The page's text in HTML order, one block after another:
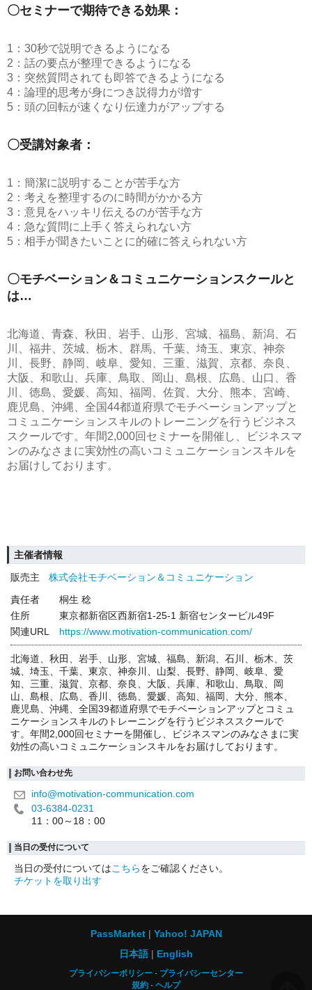
〇セミナーで期待できる効果：
1：30秒で説明できるようになる
2：話の要点が整理できるようになる
3：突然質問されても即答できるようになる
4：論理的思考が身につき説得力が増す
5：頭の回転が速くなり伝達力がアップする
〇受講対象者：
1：簡潔に説明することが苦手な方
2：考えを整理するのに時間がかかる方
3：意見をハッキリ伝えるのが苦手な方
4：急な質問に上手く答えられない方
5：相手が聞きたいことに的確に答えられない方
〇モチベーション＆コミュニケーションスクールと
は…
北海道、青森、秋田、岩手、山形、宮城、福島、新潟、石
川、福井、茨城、栃木、群馬、千葉、埼玉、東京、神奈
川、長野、静岡、岐阜、愛知、三重、滋賀、京都、奈良、
大阪、和歌山、兵庫、鳥取、岡山、島根、広島、山口、香
川、徳島、愛媛、高知、福岡、佐賀、大分、熊本、宮崎、
鹿児島、沖縄、全国44都道府県でモチベーションアップと
コミュニケーションスキルのトレーニングを行うビジネス
スクールです。年間2,000回セミナーを開催し、ビジネスマ
ンのみなさまに実効性の高いコミュニケーションスキルを
お届けしております。
主催者情報
販売主
株式会社モチベーション＆コミュニケーション
責任者
桐生 稔
住所
東京都新宿区西新宿1-25-1 新宿センタービル49F
関連URL
https://www.motivation-communication.com/
北海道、秋田、岩手、山形、宮城、福島、新潟、石川、栃木、茨
城、埼玉、千葉、東京、神奈川、山梨、長野、静岡、岐阜、愛
知、三重、滋賀、京都、奈良、大阪、兵庫、和歌山、鳥取、岡
山、島根、広島、香川、徳島、愛媛、高知、福岡、大分、熊本、
鹿児島、沖縄、全国39都道府県でモチベーションアップとコミュ
ニケーションスキルのトレーニングを行うビジネススクールで
す。年間2,000回セミナーを開催し、ビジネスマンのみなさまに実
効性の高いコミュニケーションスキルをお届けしております。
お問い合わせ先
info@motivation-communication.com
03-6384-0231
11：00～18：00
当日の受付について
当日の受付についてはこちらをご確認ください。
チケットを取り出す
PassMarket
Yahoo! JAPAN
日本語
English
プライバシーポリシー
プライバシーセンター
規約
ヘルプ